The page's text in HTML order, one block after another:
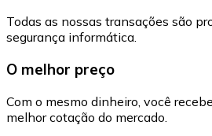
Todas as nossas transações são
segurança informática.
O melhor preço
Com o mesmo dinheiro, você
melhor cotação do mercado.